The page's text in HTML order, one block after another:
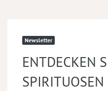
Newsletter
ENTDECKEN